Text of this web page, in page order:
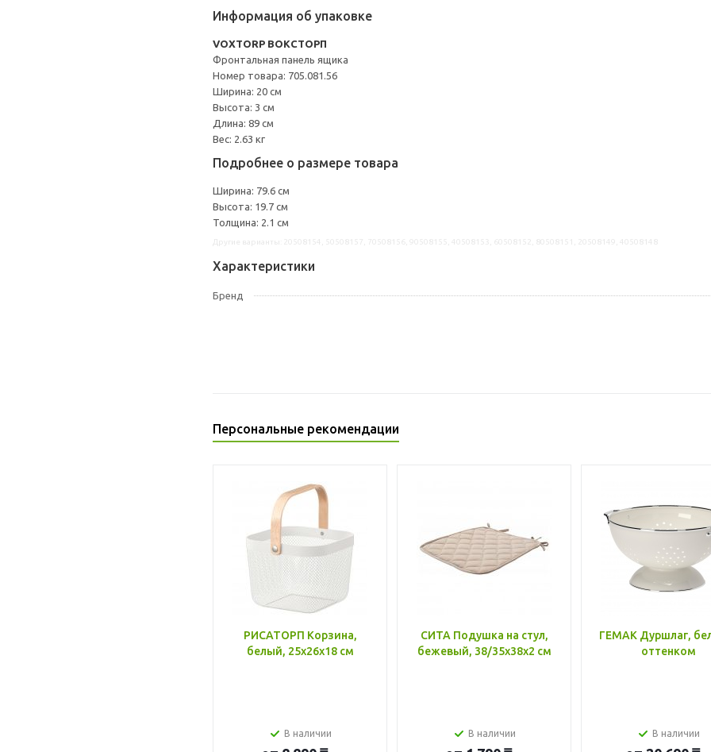
Информация об упаковке
VOXTORP ВОКСТОРП
Фронтальная панель ящика
Номер товара: 705.081.56
Ширина: 20 см
Высота: 3 см
Длина: 89 см
Вес: 2.63 кг
Подробнее о размере товара
Ширина: 79.6 см
Высота: 19.7 см
Толщина: 2.1 см
Характеристики
Бренд
Персональные рекомендации
РИСАТОРП Корзина,
белый, 25x26x18 см
В наличии
СИТА Подушка на стул,
бежевый, 38/35x38x2 см
В наличии
ГЕМАК Дуршлаг,
оттенком
В наличии